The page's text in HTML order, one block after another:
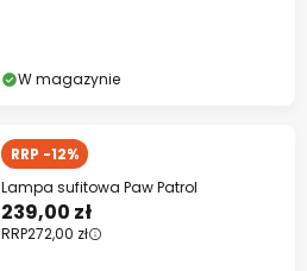
W magazynie
RRP -12%
Lampa sufitowa Paw Patrol
239,00 zł
RRP272,00 zł